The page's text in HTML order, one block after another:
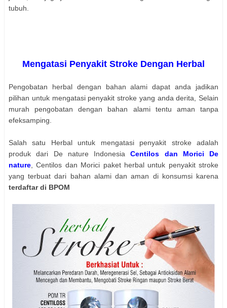
tubuh.
Mengatasi Penyakit Stroke Dengan Herbal
Pengobatan herbal dengan bahan alami dapat anda jadikan
pilihan untuk mengatasi penyakit stroke yang anda derita, Selain
murah pengobatan dengan bahan alami tentu aman tanpa
efeksamping.
Salah satu Herbal untuk mengatasi penyakit stroke adalah
produk dari De nature IndonesiaCentilos dan Morici De
nature, Centilos dan Morici paket herbal untuk penyakit stroke
yang terbuat dari bahan alami dan aman di konsumsi karena
terdaftar di BPOM